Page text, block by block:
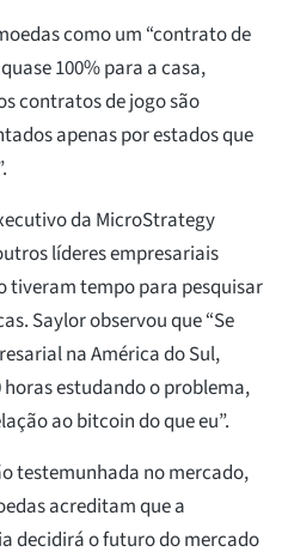
como um “contrato de
100% para a casa,
contratos de jogo são
apenas por estados que
da MicroStrategy
líderes empresariais
tiveram tempo para pesquisar
Saylor observou que “Se
na América do Sul,
horas estudando o problema,
ao bitcoin do que eu”.
testemunhada no mercado,
acreditam que a
decidirá o futuro do mercado